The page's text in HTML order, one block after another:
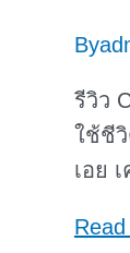
By
รีวิว
ใช้ชี
เอย